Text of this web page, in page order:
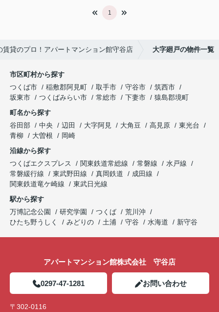
1
賃貸のプロ！アパートマンション館守谷店 大字廻戸の物件一覧
市区町村から探す
つくば市
稲敷郡阿見町 取手市 守谷市
筑西市
坂東市
つくばみらい市 常総市 下妻市
猿島郡境町
町名から探す
谷田部
中央 辺田 大字阿見 大角豆 高見原
東光台
青柳
大曽根
岡崎
沿線から探す
つくばエクスプレス
関東鉄道常総線 常磐線
水戸線
常磐緩行線
東武野田線 真岡鉄道
成田線
関東鉄道竜ケ崎線
東武日光線
駅から探す
万博記念公園
研究学園 つくば
荒川沖
ひたち野うしく
みどりの 土浦 守谷 水海道 新守谷
アパートマンション館株式会社 守谷店
0297-47-1281 お問い合わせ
〒302-0116